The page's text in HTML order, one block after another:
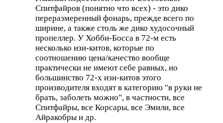
Спитфайров (понятно что всех) - это дико
переразмеренный фонарь, прежде всего по
ширине, а также столь же дико худосочный
пропеллер. У Хобби-Босса в 72-м есть
несколько изи-китов, которые по
соотношению цена/качество вообще
практически не имеют себе равных, но
большинство 72-х изи-китов этого
производителя входят в категорию "в руки не
брать, заболеть можно", в частности, все
Спитфайры, все Корсары, все Эмили, все
Айракобры и др.